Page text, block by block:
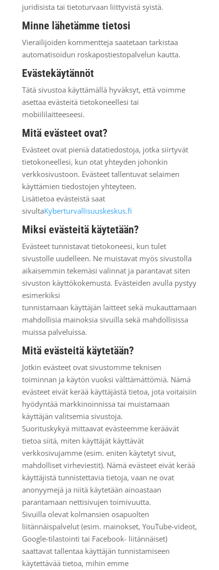
juridisista tai tietoturvaan liittyvistä syistä.
Minne lähetämme tietosi
Vierailijoiden kommentteja saatetaan tarkistaa
automatisoidun roskapostiestopalvelun kautta.
Evästekäytännöt
Tätä sivustoa käyttämällä hyväksyt, että voimme
asettaa evästeitä tietokoneellesi tai
mobiililaitteeseesi.
Mitä evästeet ovat?
Evästeet ovat pieniä datatiedostoja, jotka siirtyvät
tietokoneellesi, kun otat yhteyden johonkin
verkkosivustoon. Evästeet tallentuvat selaimen
käyttämien tiedostojen yhteyteen.
Lisätietoa evästeistä saat
sivultaKyberturvallisuuskeskus.fi
Miksi evästeitä käytetään?
Evästeet tunnistavat tietokoneesi, kun tulet
sivustolle uudelleen. Ne muistavat myös sivustolla
aikaisemmin tekemäsi valinnat ja parantavat siten
sivuston käyttökokemusta. Evästeiden avulla pystyy
esimerkiksi
tunnistamaan käyttäjän laitteet sekä mukauttamaan
mahdollisia mainoksia sivuilla sekä mahdollisissa
muissa palveluissa.
Mitä evästeitä käytetään?
Jotkin evästeet ovat sivustomme teknisen
toiminnan ja käytön vuoksi välttämättömiä. Nämä
evästeet eivät kerää käyttäjästä tietoa, jota voitaisiin
hyödyntää markkinoinnissa tai muistamaan
käyttäjän valitsemia sivustoja.
Suorituskykyä mittaavat evästeemme keräävät
tietoa siitä, miten käyttäjät käyttävät
verkkosivujamme (esim. eniten käytetyt sivut,
mahdolliset virheviestit). Nämä evästeet eivät kerää
käyttäjistä tunnistettavia tietoja, vaan ne ovat
anonyymejä ja niitä käytetään ainoastaan
parantamaan nettisivujen toimivuutta.
Sivuilla olevat kolmansien osapuolten
liitännäispalvelut (esim. mainokset, YouTube-videot,
Google-tilastointi tai Facebook- liitännäiset)
saattavat tallentaa käyttäjän tunnistamiseen
käytettävää tietoa, mihin emme